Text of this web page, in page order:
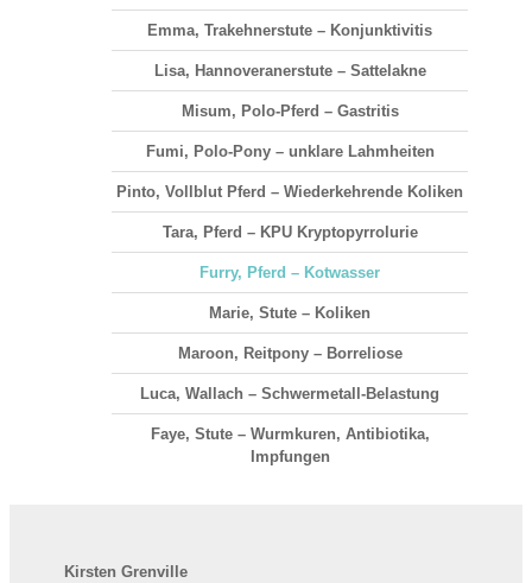
Emma, Trakehnerstute – Konjunktivitis
Lisa, Hannoveranerstute – Sattelakne
Misum, Polo-Pferd – Gastritis
Fumi, Polo-Pony – unklare Lahmheiten
Pinto, Vollblut Pferd – Wiederkehrende Koliken
Tara, Pferd – KPU Kryptopyrrolurie
Furry, Pferd – Kotwasser
Marie, Stute – Koliken
Maroon, Reitpony – Borreliose
Luca, Wallach – Schwermetall-Belastung
Faye, Stute – Wurmkuren, Antibiotika,
Impfungen
Kirsten Grenville